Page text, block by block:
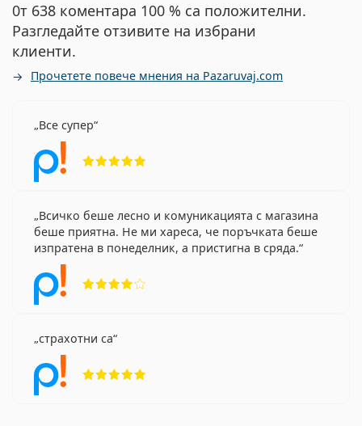
0т 638 коментара 100 % са положителни.
Разгледайте отзивите на избрани
клиенти.
Прочетете повече мнения на Pazaruvaj.com
Все супер
Всичко беше лесно и комуникацията с магазина
беше приятна. Не ми хареса, че поръчката беше
изпратена в понеделник, а пристигна в сряда.
страхотни са